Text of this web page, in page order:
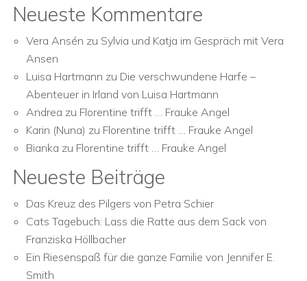
Neueste Kommentare
Vera Ansén zu Sylvia und Katja im Gespräch mit Vera
Ansen
Luisa Hartmann zu Die verschwundene Harfe –
Abenteuer in Irland von Luisa Hartmann
Andrea zu Florentine trifft … Frauke Angel
Karin (Nuna) zu Florentine trifft … Frauke Angel
Bianka zu Florentine trifft … Frauke Angel
Neueste Beiträge
Das Kreuz des Pilgers von Petra Schier
Cats Tagebuch: Lass die Ratte aus dem Sack von
Franziska Höllbacher
Ein Riesenspaß für die ganze Familie von Jennifer E.
Smith